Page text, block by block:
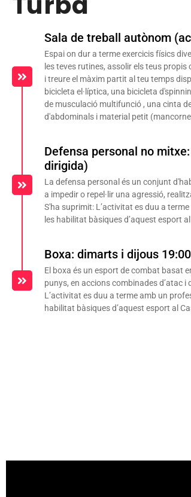
Sala de treball autònom
Espai on dur a terme exercicis físics
les teves rutines, assolir els teus
i treure el màxim partit al teu temps
bicicleta el·líptica, una bicicleta
de musculació multifunció , una cinta
d'abdominals i material petit
Defensa personal no
dirigida)
La defensa personal és un conjunt
a impedir o repel·lir una agressió,
S'ha suprimit: L’activitat es duu a
les habilitat bàsiques d’aquest esport
Boxa: dimarts i dijous
El boxa és un esport de combat basat
punys, en accions combinades d’atac
L’activitat es duu a terme amb un
habilitat bàsiques d’aquest esport al